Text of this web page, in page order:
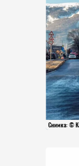
Снимка: ©